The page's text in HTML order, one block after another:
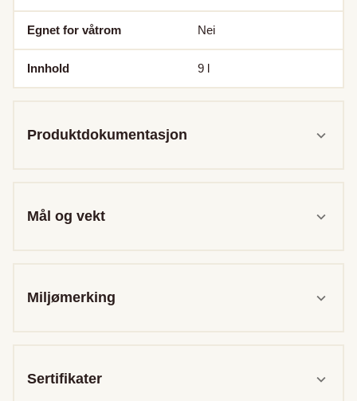
Egnet for våtrom Nei
Innhold 9 l
Produktdokumentasjon
Mål og vekt
Miljømerking
Sertifikater